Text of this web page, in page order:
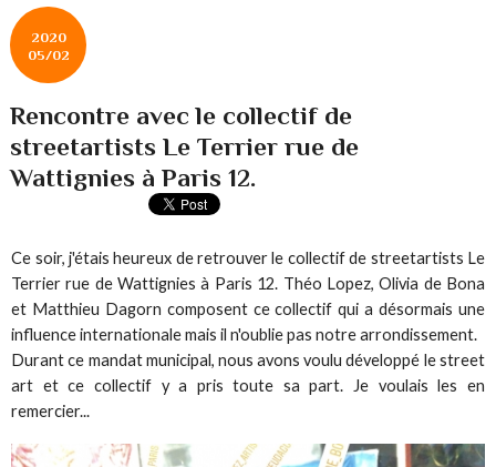
2020
05/02
Rencontre avec le collectif de
streetartists Le Terrier rue de
Wattignies à Paris 12.
Ce soir, j'étais heureux de retrouver le collectif de streetartists Le
Terrier rue de Wattignies à Paris 12. Théo Lopez, Olivia de Bona
et Matthieu Dagorn composent ce collectif qui a désormais une
influence internationale mais il n'oublie pas notre arrondissement.
Durant ce mandat municipal, nous avons voulu développé le street
art et ce collectif y a pris toute sa part. Je voulais les en
remercier...